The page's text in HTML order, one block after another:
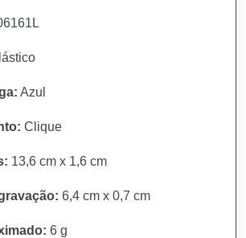
Azul
Clique
13,6 cm x 1,6 cm
6,4 cm x 0,7 cm
6 g